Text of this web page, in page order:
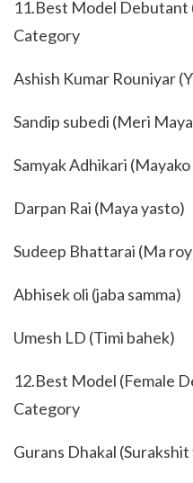
11.Best Model
Category
Ashish Kumar Rouniyar
Sandip subedi (Meri
Samyak Adhikari
Darpan Rai (Maya yasto)
Sudeep Bhattarai (Ma
Abhisek oli (jaba samma)
Umesh LD (Timi bahek)
12.Best Model (Female
Category
Gurans Dhakal